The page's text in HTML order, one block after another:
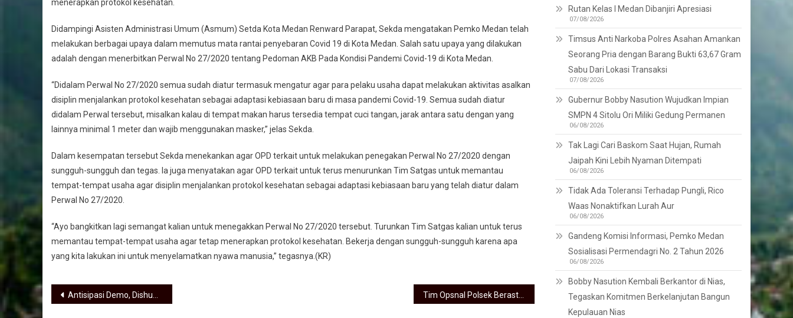
menerapkan protokol kesehatan.
Didampingi Asisten Administrasi Umum (Asmum) Setda Kota Medan Renward Parapat, Sekda mengatakan Pemko Medan telah
melakukan berbagai upaya dalam memutus mata rantai penyebaran Covid 19 di Kota Medan. Salah satu upaya yang dilakukan
adalah dengan menerbitkan Perwal No 27/2020 tentang Pedoman AKB Pada Kondisi Pandemi Covid-19 di Kota Medan.
“Didalam Perwal No 27/2020 semua sudah diatur termasuk mengatur agar para pelaku usaha dapat melakukan aktivitas asalkan
disiplin menjalankan protokol kesehatan sebagai adaptasi kebiasaan baru di masa pandemi Covid-19. Semua sudah diatur
didalam Perwal tersebut, misalkan kalau di tempat makan harus tersedia tempat cuci tangan, jarak antara satu dengan yang
lainnya minimal 1 meter dan wajib menggunakan masker,” jelas Sekda.
Dalam kesempatan tersebut Sekda menekankan agar OPD terkait untuk melakukan penegakan Perwal No 27/2020 dengan
sungguh-sungguh dan tegas. Ia juga menyatakan agar OPD terkait untuk terus menurunkan Tim Satgas untuk memantau
tempat-tempat usaha agar disiplin menjalankan protokol kesehatan sebagai adaptasi kebiasaan baru yang telah diatur dalam
Perwal No 27/2020.
“Ayo bangkitkan lagi semangat kalian untuk menegakkan Perwal No 27/2020 tersebut. Turunkan Tim Satgas kalian untuk terus
memantau tempat-tempat usaha agar tetap menerapkan protokol kesehatan. Bekerja dengan sungguh-sungguh karena apa
yang kita lakukan ini untuk menyelamatkan nyawa manusia,” tegasnya.(KR)
Navigasi pos
Antisipasi Demo, Dishub DKI Lakukan Rekayasa Lalu Lintas
Rutan Kelas I Medan Dibanjiri Apresiasi
07/08/2026
Timsus Anti Narkoba Polres Asahan Amankan
Seorang Pria dengan Barang Bukti 63,67 Gram
Sabu Dari Lokasi Transaksi
07/08/2026
Gubernur Bobby Nasution Wujudkan Impian
SMPN 4 Sitolu Ori Miliki Gedung Permanen
06/08/2026
Tak Lagi Cari Baskom Saat Hujan, Rumah
Jaipah Kini Lebih Nyaman Ditempati
06/08/2026
Tidak Ada Toleransi Terhadap Pungli, Rico
Waas Nonaktifkan Lurah Aur
06/08/2026
Gandeng Komisi Informasi, Pemko Medan
Sosialisasi Permendagri No. 2 Tahun 2026
06/08/2026
Bobby Nasution Kembali Berkantor di Nias,
Tegaskan Komitmen Berkelanjutan Bangun
Kepulauan Nias